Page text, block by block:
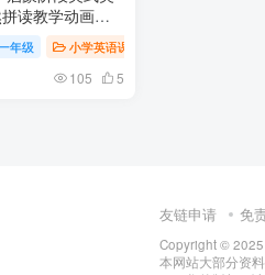
读教学动画
年级 小学英语课
105 5
友链申请 免
Copyright © 2025
本网站大部分资